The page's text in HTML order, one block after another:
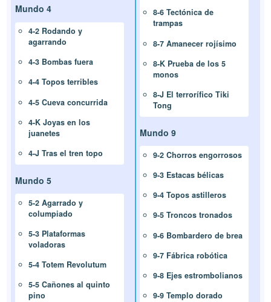
Mundo 4
4-2 Rodando y
agarrando
4-3 Bombas fuera
4-4 Topos terribles
4-5 Cueva concurrida
4-K Joyas en los
juanetes
4-J Tras el tren topo
Mundo 5
5-2 Agarrado y
columpiado
5-3 Plataformas
voladoras
5-4 Totem Revolutum
5-5 Cañones al quinto
pino
8-6 Tectónica de
trampas
8-7 Amanecer rojísimo
8-K Prueba de los 5
monos
8-J El terrorífico Tiki
Tong
Mundo 9
9-2 Chorros engorrosos
9-3 Estacas bélicas
9-4 Topos astilleros
9-5 Troncos tronados
9-6 Bombardero de brea
9-7 Fábrica robótica
9-8 Ejes estrombolianos
9-9 Templo dorado